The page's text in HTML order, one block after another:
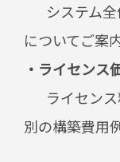
システム全
についてご案
・ライセンス
ライセンス
別の構築費用